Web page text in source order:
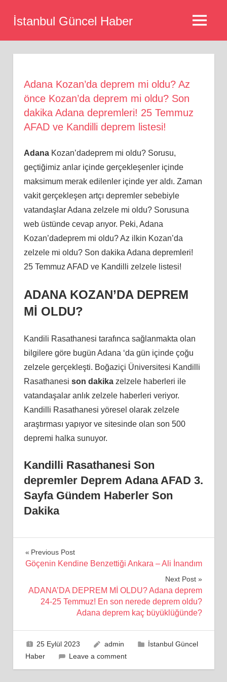
İstanbul Güncel Haber MENU
Adana Kozan’da deprem mi oldu? Az
önce Kozan’da deprem mi oldu? Son
dakika Adana depremleri! 25 Temmuz
AFAD ve Kandilli deprem listesi!
AdanaKozan’dadeprem mi oldu? Sorusu,
geçtiğimiz anlar içinde gerçekleşenler içinde
maksimum merak edilenler içinde yer aldı. Zaman
vakit gerçekleşen artçı depremler sebebiyle
vatandaşlar Adana zelzele mi oldu? Sorusuna
web üstünde cevap arıyor. Peki, Adana
Kozan’dadeprem mi oldu? Az ilkin Kozan’da
zelzele mi oldu? Son dakika Adana depremleri!
25 Temmuz AFAD ve Kandilli zelzele listesi!
ADANA KOZAN’DA DEPREM
Mİ OLDU?
Kandili Rasathanesi tarafınca sağlanmakta olan
bilgilere göre bugün Adana ‘da gün içinde çoğu
zelzele gerçekleşti. Boğaziçi Üniversitesi Kandilli
Rasathanesi son dakikazelzele haberleri ile
vatandaşalar anlık zelzele haberleri veriyor.
Kandilli Rasathanesi yöresel olarak zelzele
araştırması yapıyor ve sitesinde olan son 500
depremi halka sunuyor.
Kandilli Rasathanesi Son
depremler Deprem Adana AFAD 3.
Sayfa Gündem Haberler Son
Dakika
Yazı
Previous Post
Göçenin Kendine Benzettiği Ankara – Ali İnandım
Next Post
ADANA’DA DEPREM Mİ OLDU? Adana deprem
24-25 Temmuz! En son nerede deprem oldu?
Adana deprem kaç büyüklüğünde?
25 Eylül 2023 admin
İstanbul Güncel
Haber
Leave a comment